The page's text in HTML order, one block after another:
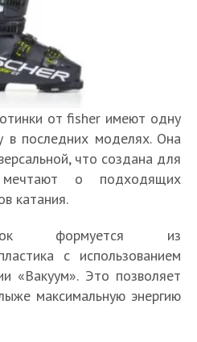
от fisher имеют одну
в последних моделях. Она
что создана для
о подходящих
катания.
формуется из
с использованием
«Вакуум». Это позволяет
максимальную энергию